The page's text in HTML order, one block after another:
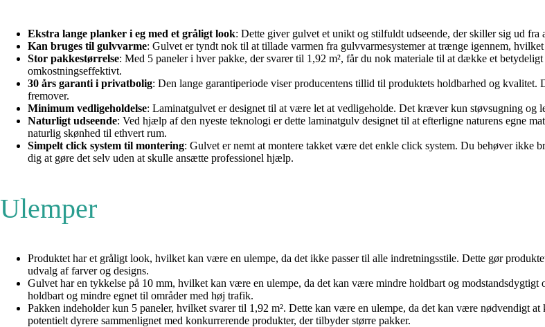
Ekstra lange planker i eg med et gråligt look: Dette giver gulvet et unikt og stilfuldt udseende, der skiller sig ud
Kan bruges til gulvvarme: Gulvet er tyndt nok til at tillade varmen fra gulvvarmesystemer at trænge igennem,
Stor pakkestørrelse: Med 5 paneler i hver pakke, der svarer til 1,92 m², får du nok materiale til at dække et
omkostningseffektivt.
30 års garanti i privatbolig: Den lange garantiperiode viser producentens tillid til produktets holdbarhed og
fremover.
Minimum vedligeholdelse: Laminatgulvet er designet til at være let at vedligeholde. Det kræver kun støvsugning
Naturligt udseende: Ved hjælp af den nyeste teknologi er dette laminatgulv designet til at efterligne naturens egne
naturlig skønhed til ethvert rum.
Simpelt click system til montering: Gulvet er nemt at montere takket være det enkle click system. Du behøver
dig at gøre det selv uden at skulle ansætte professionel hjælp.
Ulemper
Produktet har et gråligt look, hvilket kan være en ulempe, da det ikke passer til alle indretningsstile. Dette gør
udvalg af farver og designs.
Gulvet har en tykkelse på 10 mm, hvilket kan være en ulempe, da det kan være mindre holdbart og
holdbart og mindre egnet til områder med høj trafik.
Pakken indeholder kun 5 paneler, hvilket svarer til 1,92 m². Dette kan være en ulempe, da det kan være nødvendigt
potentielt dyrere sammenlignet med konkurrerende produkter, der tilbyder større pakker.